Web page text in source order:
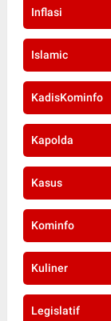
Inflasi
Islamic
KadisKominfo
Kapolda
Kasus
Kominfo
Kuliner
Legislatif